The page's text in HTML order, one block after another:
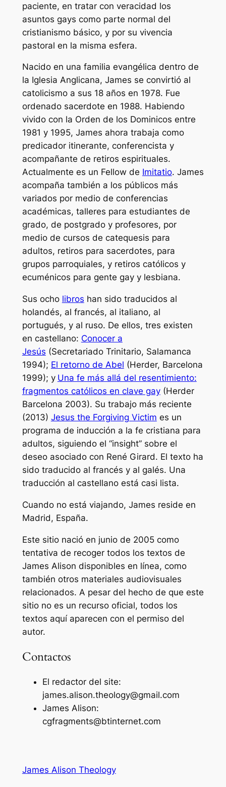
paciente, en tratar con veracidad los
asuntos gays como parte normal del
cristianismo básico, y por su vivencia
pastoral en la misma esfera.
Nacido en una familia evangélica dentro de
la Iglesia Anglicana, James se convirtió al
catolicismo a sus 18 años en 1978. Fue
ordenado sacerdote en 1988. Habiendo
vivido con la Orden de los Dominicos entre
1981 y 1995, James ahora trabaja como
predicador itinerante, conferencista y
acompañante de retiros espirituales.
Actualmente es un Fellow de Imitatio. James
acompaña también a los públicos más
variados por medio de conferencias
académicas, talleres para estudiantes de
grado, de postgrado y profesores, por
medio de cursos de catequesis para
adultos, retiros para sacerdotes, para
grupos parroquiales, y retiros católicos y
ecuménicos para gente gay y lesbiana.
Sus ocho libros han sido traducidos al
holandés, al francés, al italiano, al
portugués, y al ruso. De ellos, tres existen
en castellano: Conocer a
Jesús (Secretariado Trinitario, Salamanca
1994); El retorno de Abel (Herder, Barcelona
1999); y Una fe más allá del resentimiento:
fragmentos católicos en clave gay(Herder
Barcelona 2003). Su trabajo más reciente
(2013) Jesus the Forgiving Victim es un
programa de inducción a la fe cristiana para
adultos, siguiendo el “insight” sobre el
deseo asociado con René Girard. El texto ha
sido traducido al francés y al galés. Una
traducción al castellano está casi lista.
Cuando no está viajando, James reside en
Madrid, España.
Este sitio nació en junio de 2005 como
tentativa de recoger todos los textos de
James Alison disponibles en línea, como
también otros materiales audiovisuales
relacionados. A pesar del hecho de que este
sitio no es un recurso oficial, todos los
textos aquí aparecen con el permiso del
autor.
Contactos
El redactor del site:
james.alison.theology@gmail.com
James Alison:
cgfragments@btinternet.com
James Alison Theology